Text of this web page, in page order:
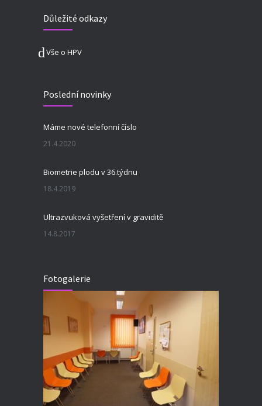
Důležité odkazy
Vše o HPV
Poslední novinky
Máme nové telefonní číslo
21.4.2020
Biometrie plodu v 36.týdnu
18.4.2019
Ultrazvuková vyšetření v graviditě
14.8.2017
Fotogalerie